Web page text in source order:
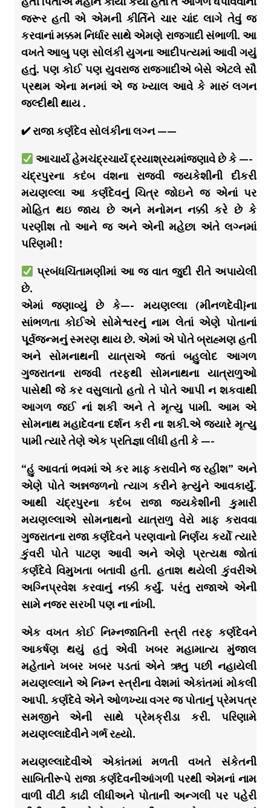
જરૂર હતી એ એમની કીર્તિને ચાર ચાંદ લાગે તેવું જ
કરવાનાં મક્કમ નિર્ધાર સાથે એમણે રાજગાદી સંભાળી. આ
વખતે આબુ પણ સોલંકી યુગના આદીપત્યમાં આવી ગયું
હતું. પણ કોઈ પણ યુવરાજ રાજગાદીએ બેસે એટલે સૌ
પ્રથમ એના મનમાં એ જ ખ્યાલ આવે કે મારું લગન
જલ્દીથી થાય .
✔ રાજા કર્ણદેવ સોલંકીના લગ્ન ——
આચાર્ય હેમચંદ્રચાર્ય દ્રયાશ્રયમાંજણાવે છે કે —-
ચંદ્રપુરના કદંબ વંશના રાજવી જયકેશીની દીકરી
મયણલ્લા આ કર્ણદેવનું ચિત્ર જોઇને જ એનાં પર
મોહિત થઇ જાય છે અને મનોમન નક્કી કરે છે કે
પરણીશ તો આને જ અને એની મહેછા અંતે લગ્નમાં
પરિણમી !
પ્રબંધચિંતામણીમાં આ જ વાત જુદી રીતે અપાયેલી
છે.
એમાં જણાવ્યું છે કે—- મયણલ્લા (મીનળદેવી}ના
સાંભળતા કોઈએ સોમેશ્વરનું નામ લેતાં એણે પોતાનાં
પૂર્વજન્મનું સ્મરણ થાય છે. એમાં એ પોતે બ્રાહ્મણ હતી
અને સોમનાથની યાત્રાએ જતાં બહુલોદ આગળ
ગુજરાતના રાજવી તરફથી સોમનાથના યાત્રાળુઓ
પાસેથી જે કર વસુલાતો હતો તે પોતે આપી ન શકવાથી
આગળ જઈ નાં શકી અને તે મૃત્યુ પામી. આમ એ
સોમનાથ મહાદેવના દર્શન કરી ના શકી.એ જયારે મૃત્યુ
પામી ત્યારે તેણે એક પ્રતિજ્ઞા લીધી હતી કે —-
“હું આવતાં ભવમાં એ કર માફ કરાવીને જ રહીશ” અને
એણે પોતે અન્નજળનો ત્યાગ કરીને મ્ર્ત્યુંને આવકાર્યું.
આથી ચંદ્રપુરના કદંબ રાજા જયકેશીની કુમારી
મયણલ્લાએ સોમનાથનો યાત્રાળુ વેરો માફ કરાવવા
ગુજરાતના રાજા કર્ણદેવને પરણવાનો નિર્ણય કર્યો ત્યારે
કુંવરી પોતે પાટણ આવી અને એણે પ્રત્યક્ષ જોતાં
કર્ણદેવે વિમુખતા બતાવી હતી. હતાશ થયેલી કુંવરીએ
અગ્નિપ્રવેશ કરવાનું નક્કી કર્યું. પરંતુ રાજાએ એની
સામે નજર સરખી પણ ના નાંખી.
એક વખત કોઈ નિમ્નજાતિની સ્ત્રી તરફ કર્ણદેવને
આકર્ષણ થયું હતું એવી ખબર મહામાત્ય મુંજાલ
મહેતાને ખબર ખબર પડતાં એને ઋતુ પછી નહાયેલી
મયણલ્લાને એ નિમ્ન સ્ત્રીના વેશમાં એકાંતમાં મોકલી
આપી. કર્ણદેવે એને ઓળખ્યા વગર જ પોતાનું પ્રેમપત્ર
સમજીને એની સાથે પ્રેમક્રીડા કરી. પરિણામે
મયણલ્લાદેવીને ગર્ભ રહ્યો.
મયણલ્લાદેવીએ એકાંતમાં મળતી વખતે સંકેતની
સાબિતીરૂપે રાજા કર્ણદેવનીઆંગળી પરથી એમનાં નામ
વાળી વીંટી કાઢી લીધીઅને પોતાની અન્ગલી પર પહેરી